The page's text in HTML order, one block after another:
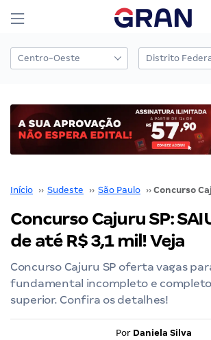
Início ›› Sudeste ›› São Paulo ››
Concurso Cajuru SP:
de até R$ 3,1 mil! Veja
Concurso Cajuru SP oferta vagas
fundamental incompleto e
superior. Confira os detalhes!
Por Daniela Silva